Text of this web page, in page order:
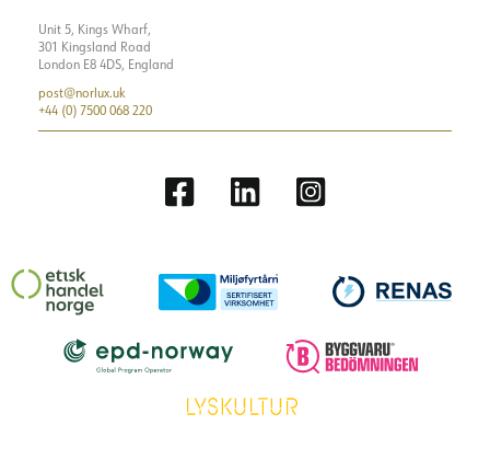
Unit 5, Kings Wharf,
301 Kingsland Road
London E8 4DS, England
post@norlux.uk
+44 (0) 7500 068 220